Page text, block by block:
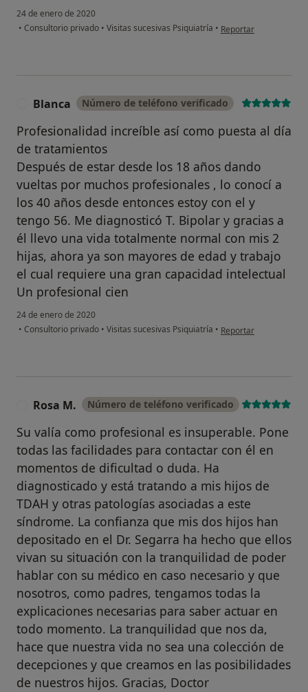
24 de enero de 2020
• Consultorio privado • Visitas sucesivas Psiquiatría • en opinión del usuario
Reportar
Blanca Número de teléfono verificado
Profesionalidad increíble así como puesta al día
de tratamientos
Después de estar desde los 18 años dando
vueltas por muchos profesionales , lo conocí a
los 40 años desde entonces estoy con el y
tengo 56. Me diagnosticó T. Bipolar y gracias a
él llevo una vida totalmente normal con mis 2
hijas, ahora ya son mayores de edad y trabajo
el cual requiere una gran capacidad intelectual
Un profesional cien
24 de enero de 2020
• Consultorio privado • Visitas sucesivas Psiquiatría • en opinión del usuario
Reportar
Rosa M. Número de teléfono verificado
Su valía como profesional es insuperable. Pone
todas las facilidades para contactar con él en
momentos de dificultad o duda. Ha
diagnosticado y está tratando a mis hijos de
TDAH y otras patologías asociadas a este
síndrome. La confianza que mis dos hijos han
depositado en el Dr. Segarra ha hecho que ellos
vivan su situación con la tranquilidad de poder
hablar con su médico en caso necesario y que
nosotros, como padres, tengamos todas la
explicaciones necesarias para saber actuar en
todo momento. La tranquilidad que nos da,
hace que nuestra vida no sea una colección de
decepciones y que creamos en las posibilidades
de nuestros hijos. Gracias, Doctor